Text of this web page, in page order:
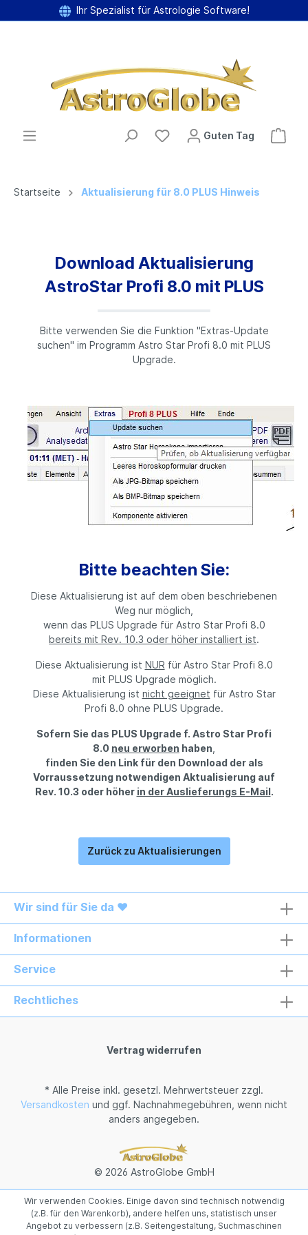
Ihr Spezialist für Astrologie Software!
Guten Tag
Startseite Aktualisierung für 8.0 PLUS Hinweis
Download Aktualisierung
AstroStar Profi 8.0 mit PLUS
Bitte verwenden Sie die Funktion "Extras-Update
suchen" im Programm Astro Star Profi 8.0 mit PLUS
Upgrade.
Bitte beachten Sie:
Diese Aktualisierung ist auf dem oben beschriebenen
Weg nur möglich,
wenn das PLUS Upgrade für Astro Star Profi 8.0
bereits mit Rev. 10.3 oder höher installiert ist.
Diese Aktualisierung ist NUR für Astro Star Profi 8.0
mit PLUS Upgrade möglich.
Diese Aktualisierung ist nicht geeignet für Astro Star
Profi 8.0 ohne PLUS Upgrade.
Sofern Sie das PLUS Upgrade f. Astro Star Profi
8.0 neu erworben haben
finden Sie den Link für den Download der als
Vorraussetzung notwendigen Aktualisierung auf
Rev. 10.3 oder höher in der Auslieferungs E-Mail.
Zurück zu Aktualisierungen
Wir sind für Sie da ❤
Informationen
Service
Rechtliches
Vertrag widerrufen
* Alle Preise inkl. gesetzl. Mehrwertsteuer zzgl.
Versandkosten und ggf. Nachnahmegebühren, wenn nicht
anders angegeben.
© 2026 AstroGlobe GmbH
Wir verwenden Cookies. Einige davon sind technisch notwendig
(z.B. für den Warenkorb), andere helfen uns, statistisch unser
Angebot zu verbessern (z.B. Seitengestaltung, Suchmaschinen